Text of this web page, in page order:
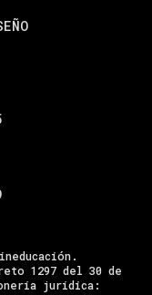
1297 del 30 de
jurídica: